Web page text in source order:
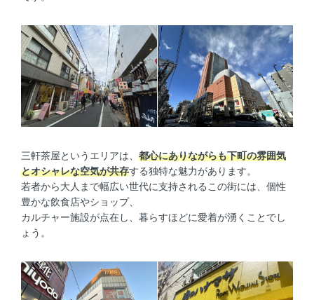
三軒茶屋というエリアは、 都心にありながらも下町の雰囲気
とオシャレな空気が共存する独特な魅力があります。
若者から大人まで幅広い世代に支持されるこの街には、個性
豊かな飲食店やショップ、
カルチャー施設が点在し、暮らすほどに愛着が湧くことでし
ょう。